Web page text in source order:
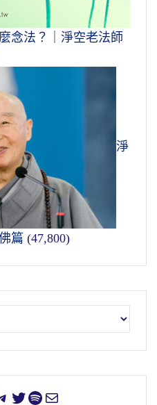
念法？｜淨空老法師
淨
篇 (47,800)